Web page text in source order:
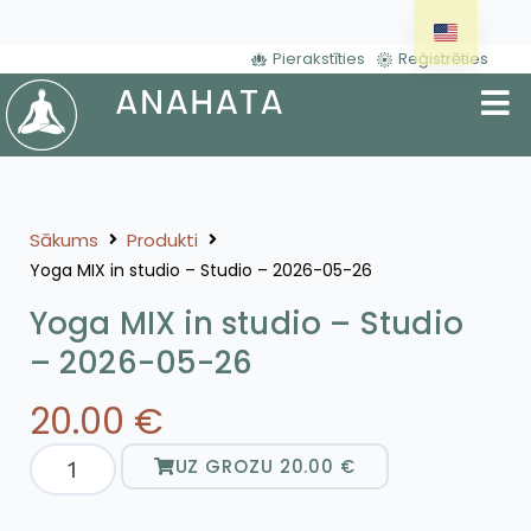
Pierakstīties Reģistrēties
Sākums Produkti
Yoga MIX in studio – Studio – 2026-05-26
Yoga MIX in studio – Studio
– 2026-05-26
20.00 €
UZ GROZU 20.00 €